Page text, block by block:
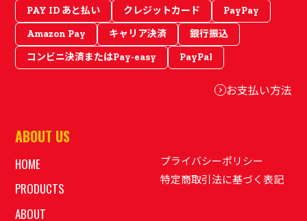
PAY ID あと払い クレジットカード
PayPay
Amazon Pay
キャリア決済
銀行振込
コンビニ決済またはPay-easy
PayPal
お支払い方法
ABOUT US
HOME
PRODUCTS
ABOUT
プライバシーポリシー
特定商取引法に基づく表記